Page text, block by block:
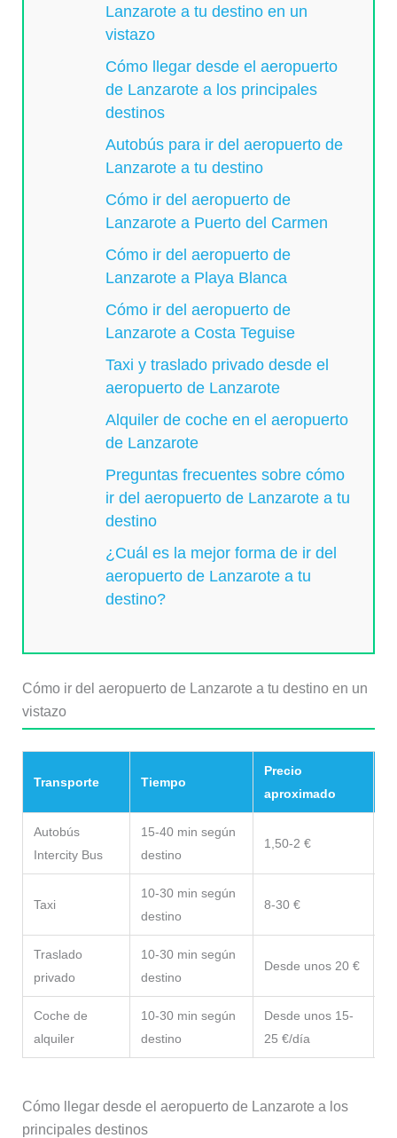
Lanzarote a tu destino en un
vistazo
Cómo llegar desde el aeropuerto
de Lanzarote a los principales
destinos
Autobús para ir del aeropuerto de
Lanzarote a tu destino
Cómo ir del aeropuerto de
Lanzarote a Puerto del Carmen
Cómo ir del aeropuerto de
Lanzarote a Playa Blanca
Cómo ir del aeropuerto de
Lanzarote a Costa Teguise
Taxi y traslado privado desde el
aeropuerto de Lanzarote
Alquiler de coche en el aeropuerto
de Lanzarote
Preguntas frecuentes sobre cómo
ir del aeropuerto de Lanzarote a tu
destino
¿Cuál es la mejor forma de ir del
aeropuerto de Lanzarote a tu
destino?
Cómo ir del aeropuerto de Lanzarote a tu destino en un
vistazo
Transporte Tiempo
Precio
aproximado
Autobús
Intercity Bus
15-40 min según
destino
1,50-2 €
Taxi
10-30 min según
destino
8-30 €
Traslado
privado
10-30 min según
destino
Desde unos 20 €
Coche de
alquiler
10-30 min según
destino
Desde unos 15-
25 €/día
Cómo llegar desde el aeropuerto de Lanzarote a los
principales destinos